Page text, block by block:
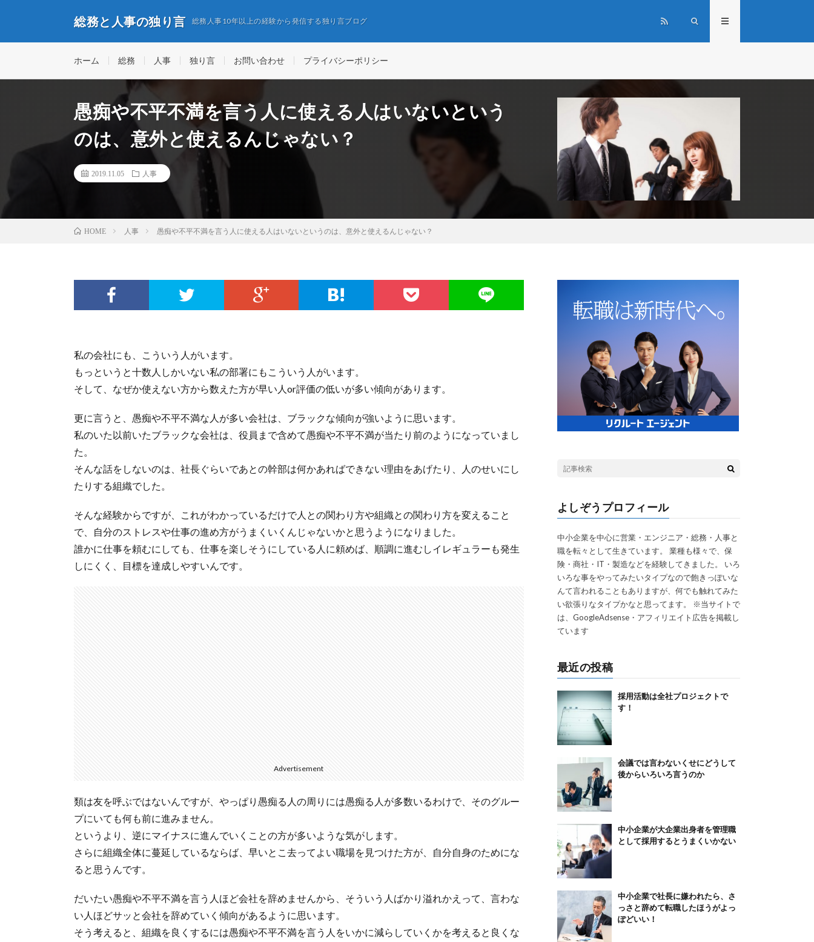
総務と人事の独り言 総務人事10年以上の経験から発信する独り言ブログ
ホーム 総務 人事 独り言 お問い合わせ プライバシーポリシー
愚痴や不平不満を言う人に使える人はいないという
のは、意外と使えるんじゃない？
2019.11.05 人事
HOME 人事 愚痴や不平不満を言う人に使える人はいないというのは、意外と使えるんじゃない？
私の会社にも、こういう人がいます。
もっというと十数人しかいない私の部署にもこういう人がいます。
そして、なぜか使えない方から数えた方が早い人or評価の低いが多い傾向があります。
更に言うと、愚痴や不平不満な人が多い会社は、ブラックな傾向が強いように思います。
私のいた以前いたブラックな会社は、役員まで含めて愚痴や不平不満が当たり前のようになっていまし
た。
そんな話をしないのは、社長ぐらいであとの幹部は何かあればできない理由をあげたり、人のせいにし
たりする組織でした。
そんな経験からですが、これがわかっているだけで人との関わり方や組織との関わり方を変えること
で、自分のストレスや仕事の進め方がうまくいくんじゃないかと思うようになりました。
誰かに仕事を頼むにしても、仕事を楽しそうにしている人に頼めば、順調に進むしイレギュラーも発生
しにくく、目標を達成しやすいんです。
Advertisement
類は友を呼ぶではないんですが、やっぱり愚痴る人の周りには愚痴る人が多数いるわけで、そのグルー
プにいても何も前に進みません。
というより、逆にマイナスに進んでいくことの方が多いような気がします。
さらに組織全体に蔓延しているならば、早いとこ去ってよい職場を見つけた方が、自分自身のためにな
ると思うんです。
だいたい愚痴や不平不満を言う人ほど会社を辞めませんから、そういう人ばかり溢れかえって、言わな
い人ほどサッと会社を辞めていく傾向があるように思います。
そう考えると、組織を良くするには愚痴や不平不満を言う人をいかに減らしていくかを考えると良くな
よしぞうプロフィール
中小企業を中心に営業・エンジニア・総務・人事と
職を転々として生きています。 業種も様々で、保
険・商社・IT・製造などを経験してきました。 いろ
いろな事をやってみたいタイプなので飽きっぽいな
んて言われることもありますが、何でも触れてみた
い欲張りなタイプかなと思ってます。 ※当サイトで
は、GoogleAdsense・アフィリエイト広告を掲載し
ています
最近の投稿
採用活動は全社プロジェクトで
す！
会議では言わないくせにどうして
後からいろいろ言うのか
中小企業が大企業出身者を管理職
として採用するとうまくいかない
中小企業で社長に嫌われたら、さ
っさと辞めて転職したほうがよっ
ぽどいい！